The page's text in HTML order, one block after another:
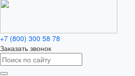
+7 (800) 300 58 78
Заказать звонок